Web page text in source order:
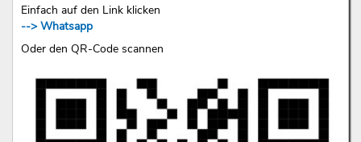
Einfach auf den Link klicken
--> Whatsapp
Oder den QR-Code scannen